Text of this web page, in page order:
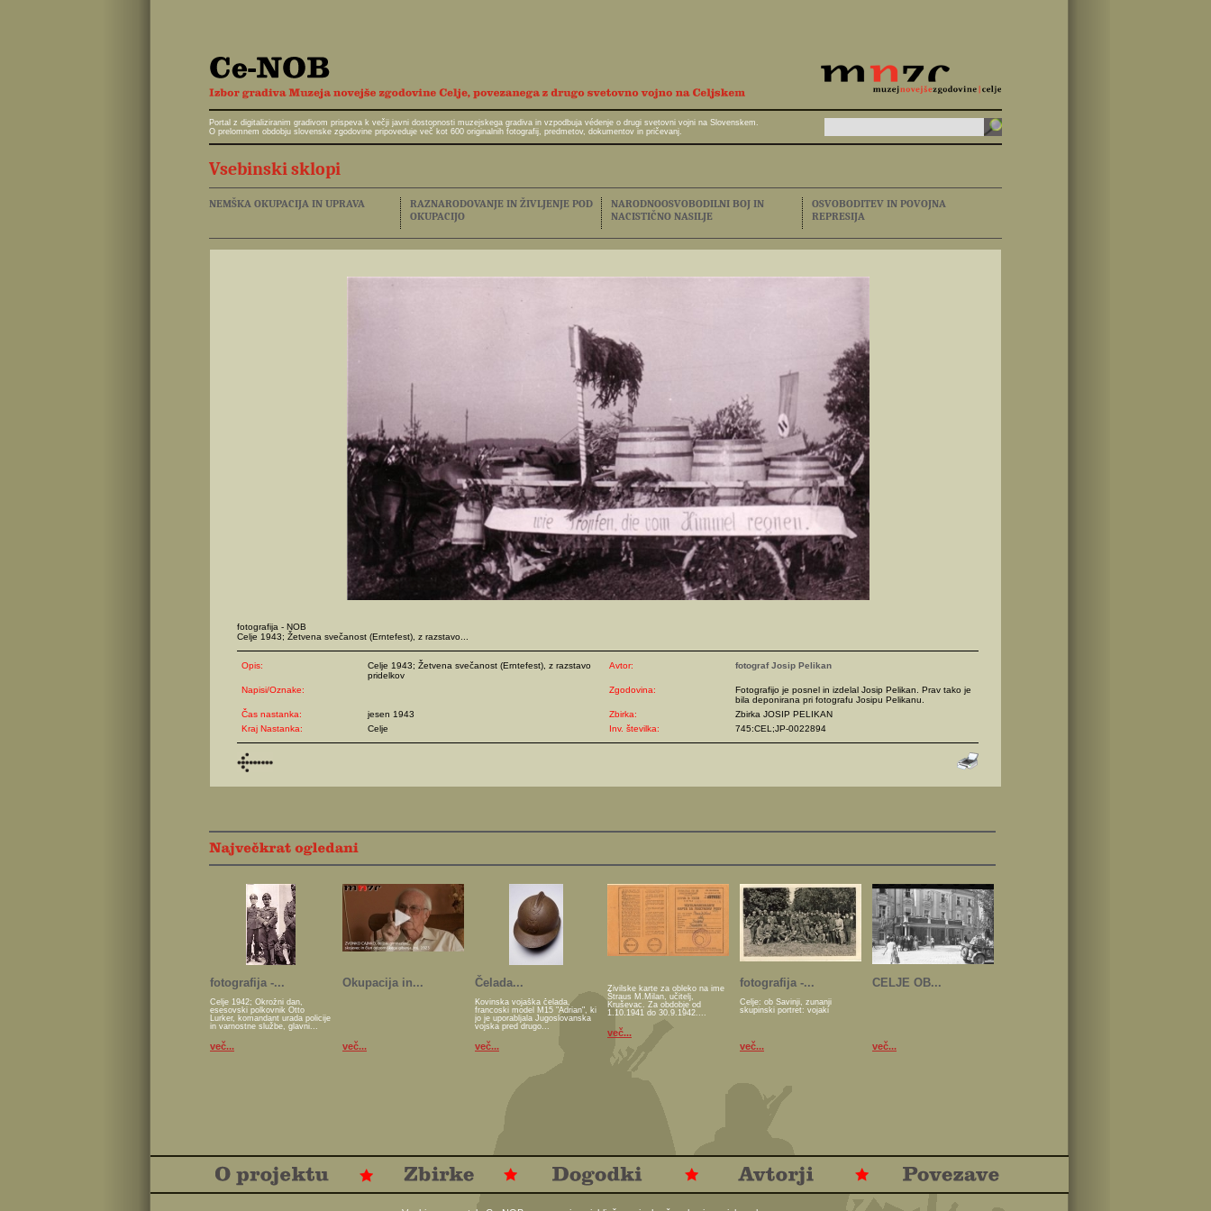
Portal z digitaliziranim gradivom prispeva k večji javni dostopnosti muzejskega gradiva in vzpodbuja védenje o drugi svetovni vojni na Slovenskem.
O prelomnem obdobju slovenske zgodovine pripoveduje več kot 600 originalnih fotografij, predmetov, dokumentov in pričevanj.
Vsebinski sklopi
NEMŠKA OKUPACIJA IN UPRAVA
RAZNARODOVANJE IN ŽIVLJENJE POD
OKUPACIJO
NARODNOOSVOBODILNI BOJ IN
NACISTIČNO NASILJE
OSVOBODITEV IN POVOJNA
REPRESIJA
fotografija - NOB
Celje 1943; Žetvena svečanost (Erntefest), z razstavo...
Opis:
Celje 1943; Žetvena svečanost (Erntefest), z razstavo
pridelkov
Avtor: fotograf Josip Pelikan
Napisi/Oznake: Zgodovina:
Fotografijo je posnel in izdelal Josip Pelikan. Prav tako je
bila deponirana pri fotografu Josipu Pelikanu.
Čas nastanka:
jesen 1943 Zbirka:
Zbirka JOSIP PELIKAN
Kraj Nastanka:
Celje Inv. številka: 745:CEL;JP-0022894
fotografija -...
Celje 1942; Okrožni dan,
esesovski polkovnik Otto
Lurker, komandant urada policije
in varnostne službe, glavni...
več...
Okupacija in...
več...
Čelada...
Kovinska vojaška čelada,
francoski model M15 "Adrian", ki
jo je uporabljala Jugoslovanska
vojska pred drugo...
več...
Živilske karte za obleko na ime
Štraus M.Milan, učitelj,
Kruševac. Za obdobje od
1.10.1941 do 30.9.1942....
več...
fotografija -...
Celje: ob Savinji, zunanji
skupinski portret: vojaki
več...
CELJE OB...
več...